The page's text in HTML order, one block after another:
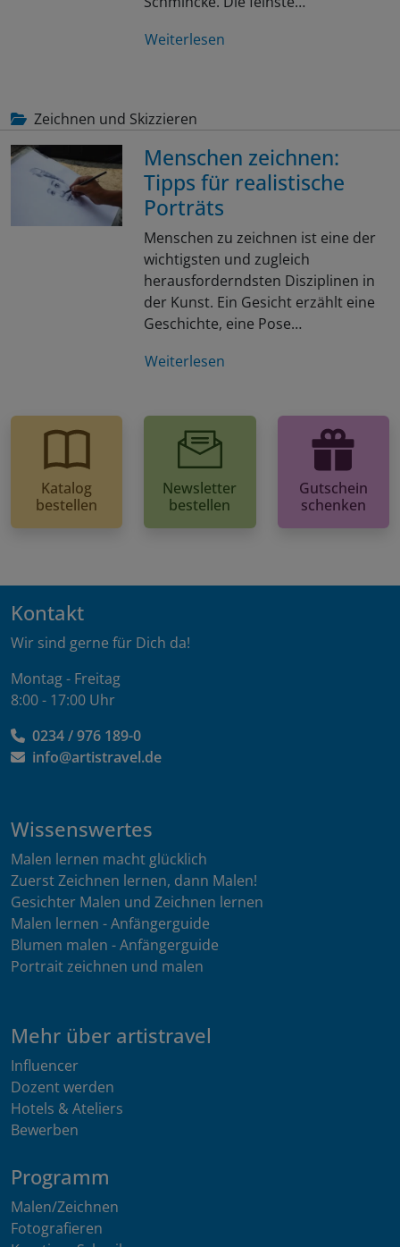
Weiterlesen
Zeichnen und Skizzieren
Menschen zeichnen:
Tipps für realistische
Porträts
Menschen zu zeichnen ist eine der
wichtigsten und zugleich
herausforderndsten Disziplinen in
der Kunst. Ein Gesicht erzählt eine
Geschichte, eine Pose…
Weiterlesen
Katalog
bestellen
Newsletter
bestellen
Gutschein
schenken
Kontakt
Wir sind gerne für Dich da!
Montag - Freitag
8:00 - 17:00 Uhr
0234 / 976 189-0
info@artistravel.de
Wissenswertes
Malen lernen macht glücklich
Zuerst Zeichnen lernen, dann Malen!
Gesichter Malen und Zeichnen lernen
Malen lernen - Anfängerguide
Blumen malen - Anfängerguide
Portrait zeichnen und malen
Mehr über artistravel
Influencer
Dozent werden
Hotels & Ateliers
Bewerben
Programm
Malen/Zeichnen
Fotografieren